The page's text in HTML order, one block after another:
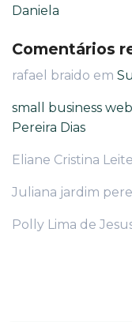
Daniela
Comentários
rafael braido em
small business
Pereira Dias
Eliane Cristina Leite
Juliana jardim
Polly Lima de